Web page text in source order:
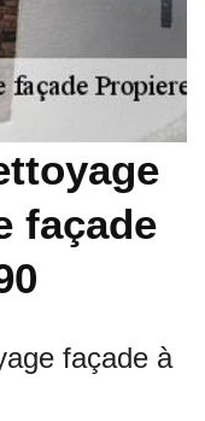
façade
façade à